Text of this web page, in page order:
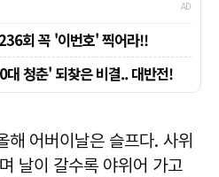
해 어버이날은 슬프다. 사위
날이 갈수록 야위어 가고